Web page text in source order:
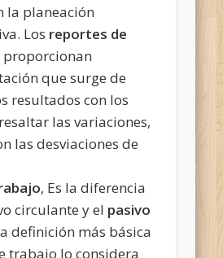
la planeación
Los reportes de
proporcionan
que surge de
resultados con los
las variaciones,
las desviaciones de
, Es la diferencia
circulante y el pasivo
definición más básica
trabajo lo considera